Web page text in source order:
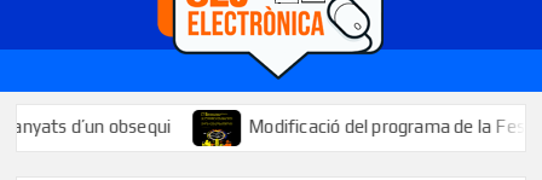
obsequi Modificació del programa de la Festa Major: